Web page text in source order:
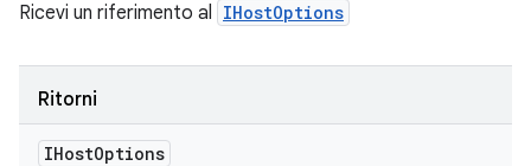
Ricevi un riferimento al IHostOptions
Ritorni
IHostOptions